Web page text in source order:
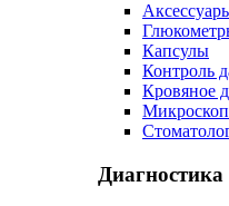
Капсулы
Контроль
Кровяное
Диагностика